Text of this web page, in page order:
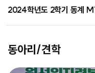
2024학년도 2학기 동계
동아리/견학